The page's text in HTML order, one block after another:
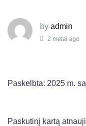
by admin
2 metai ago
Paskelbta: 2025 m.
Paskutinį kartą